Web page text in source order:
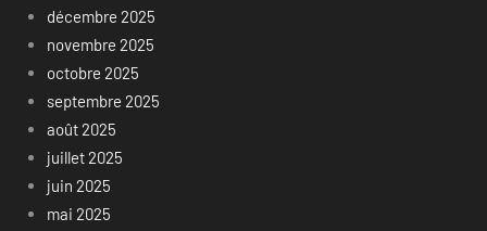
décembre 2025
novembre 2025
octobre 2025
septembre 2025
août 2025
juillet 2025
juin 2025
mai 2025